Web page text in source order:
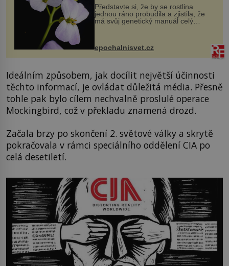
Představte si, že by se rostlina
jednou ráno probudila a zjistila, že
má svůj genetický manuál celý
vstupenka...
epochalnisvet.cz
Ideálním způsobem, jak docílit největší účinnosti
těchto informací, je ovládat důležitá média. Přesně
tohle pak bylo cílem nechvalně proslulé operace
Mockingbird, což v překladu znamená drozd.
Začala brzy po skončení 2. světové války a skrytě
pokračovala v rámci speciálního oddělení CIA po
celá desetiletí.